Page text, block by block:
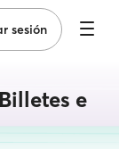
sesión
e